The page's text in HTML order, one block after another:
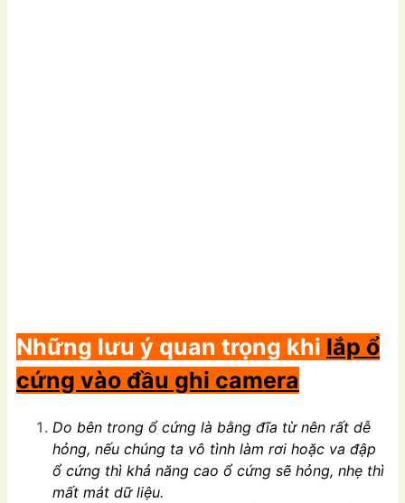
Những lưu ý quan trọng khi lắp ổ
cứng vào đầu ghi camera
Do bên trong ổ cứng là bằng đĩa từ nên rất dễ
hỏng, nếu chúng ta vô tình làm rơi hoặc va đập
ổ cứng thì khả năng cao ổ cứng sẽ hỏng, nhẹ thì
mất mát dữ liệu.